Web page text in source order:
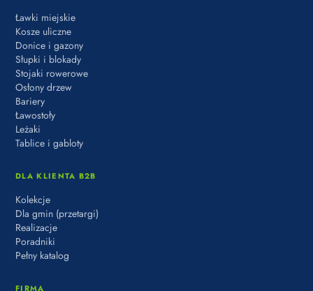
Ławki miejskie
Kosze uliczne
Donice i gazony
Słupki i blokady
Stojaki rowerowe
Osłony drzew
Bariery
Ławostoły
Leżaki
Tablice i gabloty
DLA KLIENTA B2B
Kolekcje
Dla gmin (przetargi)
Realizacje
Poradniki
Pełny katalog
FIRMA